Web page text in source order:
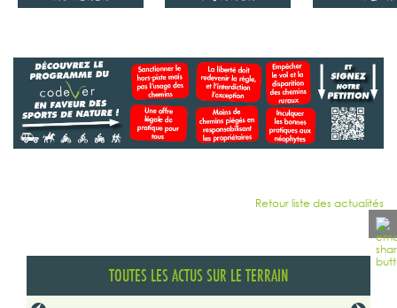
Retour liste des actualités
TOUTES LES ACTUS SUR LE TERRAIN